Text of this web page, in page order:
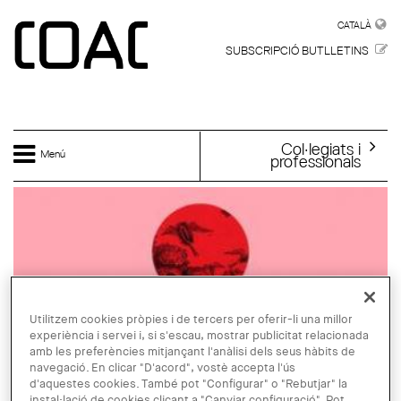
CATALÀ
SUBSCRIPCIÓ BUTLLETINS
Menú Col·legiats i
professionals
Utilitzem cookies pròpies i de tercers per oferir-li una millor
experiència i servei i, si s'escau, mostrar publicitat relacionada
amb les preferències mitjançant l'anàlisi dels seus hàbits de
navegació. En clicar "D'acord", vostè accepta l'ús
d'aquestes cookies. També pot "Configurar" o "Rebutjar" la